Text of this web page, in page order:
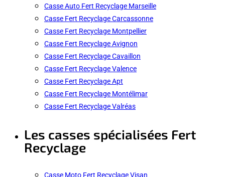
Casse Auto Fert Recyclage Marseille
Casse Fert Recyclage Carcassonne
Casse Fert Recyclage Montpellier
Casse Fert Recyclage Avignon
Casse Fert Recyclage Cavaillon
Casse Fert Recyclage Valence
Casse Fert Recyclage Apt
Casse Fert Recyclage Montélimar
Casse Fert Recyclage Valréas
Les casses spécialisées Fert
Recyclage
Casse Moto Fert Recyclage Visan